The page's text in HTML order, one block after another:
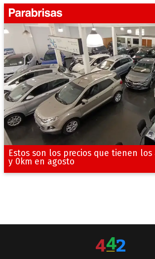
Estos son los precios que tienen
y 0km en agosto